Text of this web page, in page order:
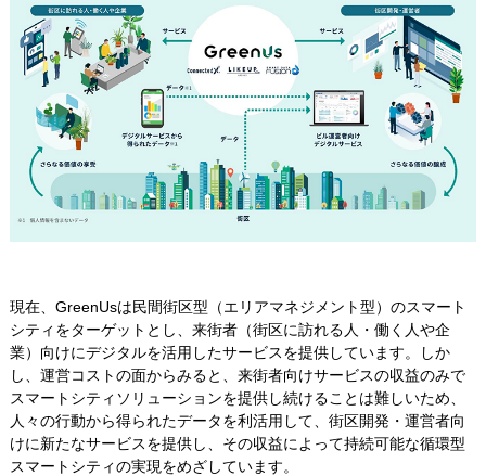
現在、GreenUsは民間街区型（エリアマネジメント型）のスマート
シティをターゲットとし、来街者（街区に訪れる人・働く人や企
業）向けにデジタルを活用したサービスを提供しています。しか
し、運営コストの面からみると、来街者向けサービスの収益のみで
スマートシティソリューションを提供し続けることは難しいため、
人々の行動から得られたデータを利活用して、街区開発・運営者向
けに新たなサービスを提供し、その収益によって持続可能な循環型
スマートシティの実現をめざしています。